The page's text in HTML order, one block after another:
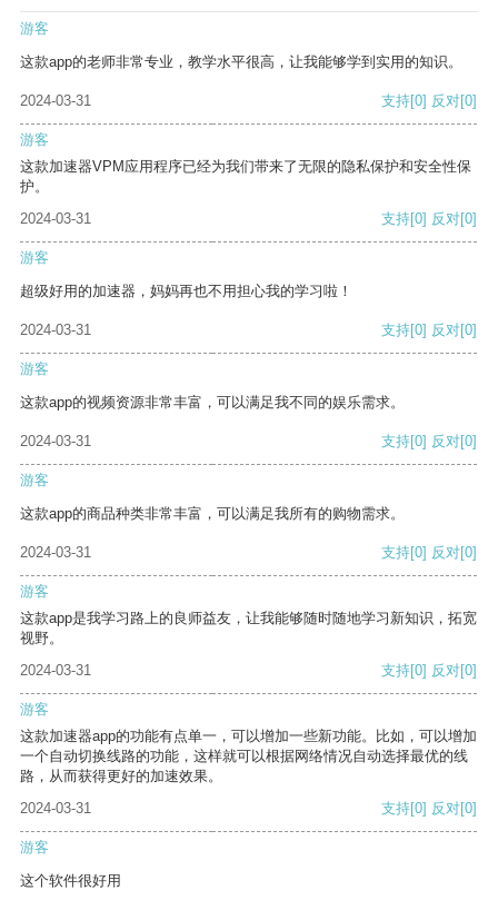
游客
这款app的老师非常专业，教学水平很高，让我能够学到实用的知识。
2024-03-31 支持[0] 反对[0]
游客
这款加速器VPM应用程序已经为我们带来了无限的隐私保护和安全性保
护。
2024-03-31
支持[0] 反对[0]
游客
超级好用的加速器，妈妈再也不用担心我的学习啦！
2024-03-31 支持[0] 反对[0]
游客
这款app的视频资源非常丰富，可以满足我不同的娱乐需求。
2024-03-31 支持[0] 反对[0]
游客
这款app的商品种类非常丰富，可以满足我所有的购物需求。
2024-03-31 支持[0] 反对[0]
游客
这款app是我学习路上的良师益友，让我能够随时随地学习新知识，拓宽
视野。
2024-03-31
支持[0] 反对[0]
游客
这款加速器app的功能有点单一，可以增加一些新功能。比如，可以增加
一个自动切换线路的功能，这样就可以根据网络情况自动选择最优的线
路，从而获得更好的加速效果。
2024-03-31
支持[0] 反对[0]
游客
这个软件很好用